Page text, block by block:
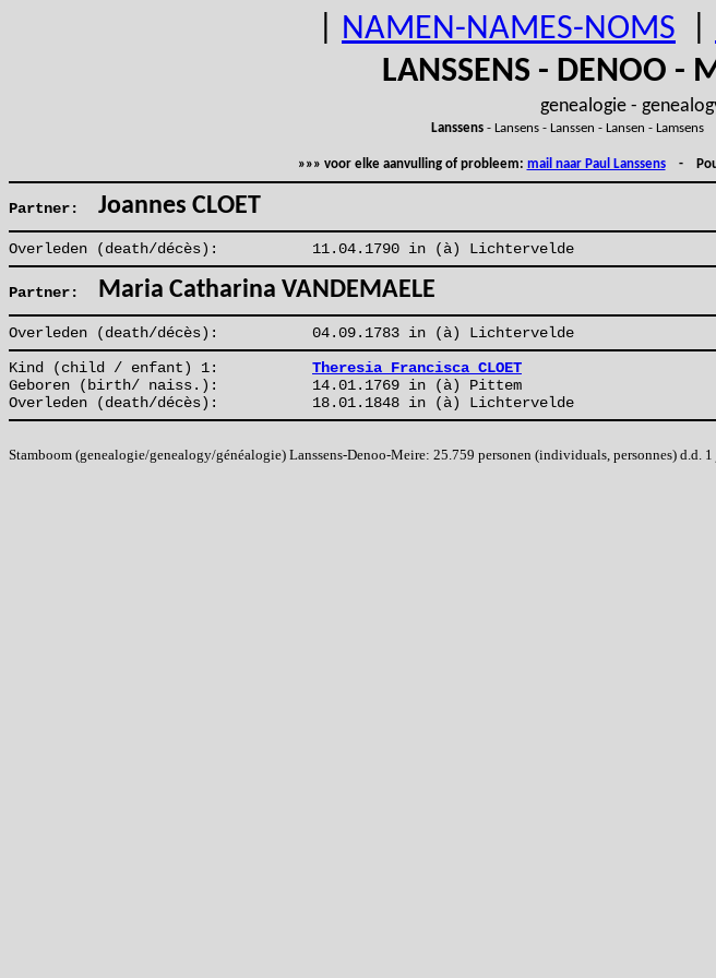
NAMEN-NAMES-NOMS
LANSSENS - DENOO -
genealogie -
Lanssens- Lansens - Lanssen - Lansen -
»»» voor elke aanvulling of probleem: mail naar Paul Lanssens- Pour
Partner: Joannes CLOET
Overleden (death/décès): 11.04.1790 in (à) Lichtervelde
Partner: Maria Catharina VANDEMAELE
Overleden (death/décès):
04.09.1783 in (à) Lichtervelde
Kind (child / enfant) 1:
Theresia Francisca CLOET
Geboren (birth/ naiss.):
14.01.1769 in (à) Pittem
Overleden (death/décès):
18.01.1848 in (à) Lichtervelde
Stamboom (genealogie/genealogy/généalogie) Lanssens-Denoo-Meire: 25.759 personen (individuals, personnes) d.d.